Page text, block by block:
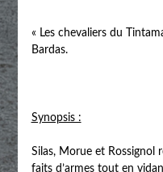
« Les chevaliers du
Bardas.
Synopsis :
Silas, Morue et Rossignol
faits d’armes tout en